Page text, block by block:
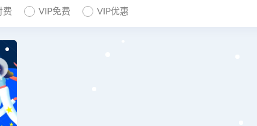
费 VIP免费 VIP优惠